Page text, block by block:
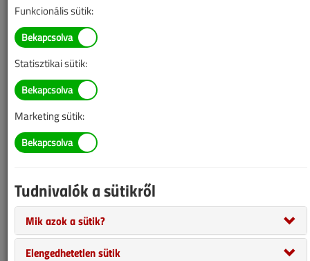
Figylem! Ez a cikk 24 éve frissült utoljára. A benne szereplő
információk mára aktualitásukat veszíthették, valamint a tartalom
helyenként hiányos lehet (képek, táblázatok stb.).
Nyílt épületgépészeti berendezéseink, a szellőztetés, csatornázás,
uszodatechnika, esővízgyűjtők stb. azzal tűnnek ki üzemeltetési
szempontból, hogy a külső szennyeződéseket, az anyagáramlás
szabályozását figyelembe kell venni.
Funkcionális sütik:
Statisztikai sütik:
Marketing sütik:
Tudnivalók a sütikről
Mik azok a sütik?
Elengedhetetlen sütik